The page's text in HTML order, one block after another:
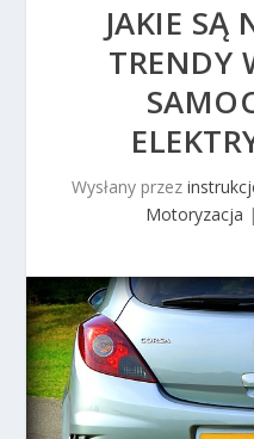
JAKIE SĄ
TRENDY
Wysłany przez
Motoryzacja |